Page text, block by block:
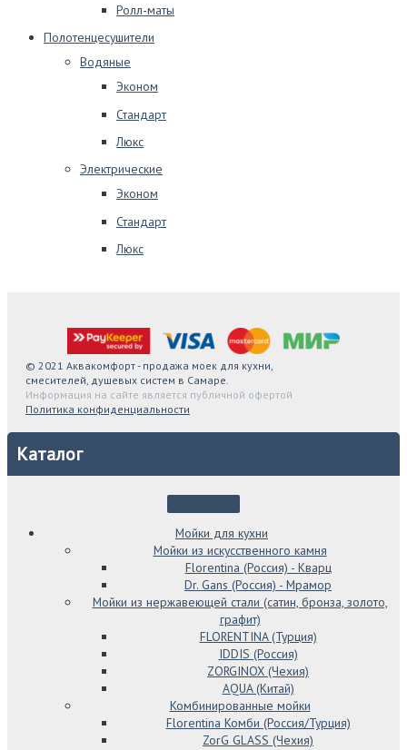
Ролл-маты
Полотенцесушители
Водяные
Эконом
Стандарт
Люкс
Электрические
Эконом
Стандарт
Люкс
© 2021 Аквакомфорт - продажа моек для кухни,
смесителей, душевых систем в Самаре.
Информация на сайте является публичной офертой
Политика конфиденциальности
Каталог
Мойки для кухни
Мойки из искусственного камня
Florentina (Россия) - Кварц
Dr. Gans (Россия) - Мрамор
Мойки из нержавеющей стали (сатин, бронза, золото,
графит)
FLORENTINA (Турция)
IDDIS (Россия)
ZORGINOX (Чехия)
AQUA (Китай)
Комбинированные мойки
Florentina Комби (Россия/Турция)
ZorG GLASS (Чехия)